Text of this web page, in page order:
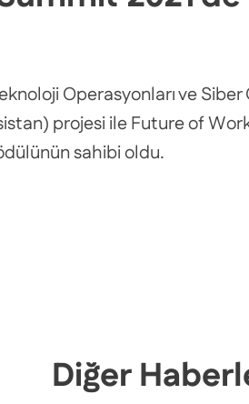
Operasyonları ve
projesi ile Future of
sahibi oldu.
Diğer